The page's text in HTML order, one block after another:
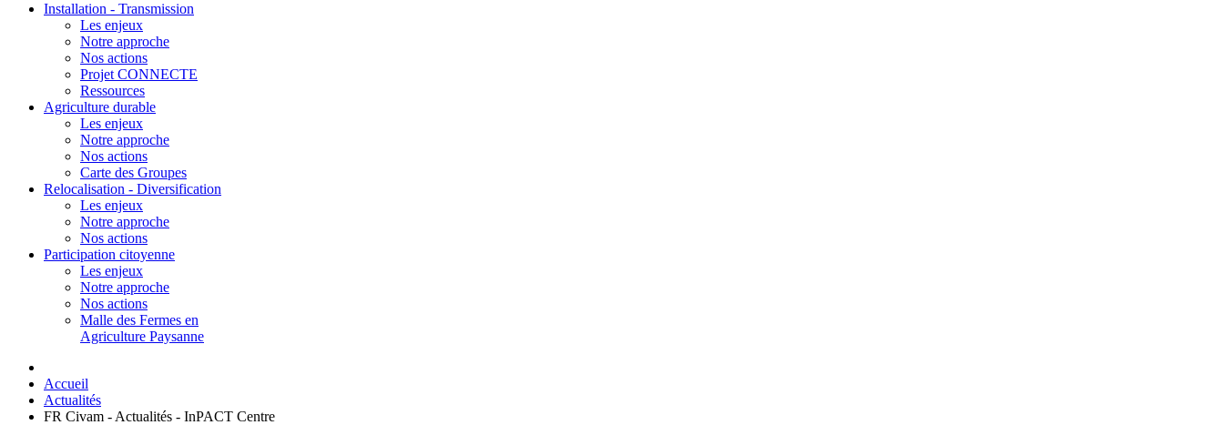
Installation - Transmission
Les enjeux
Notre approche
Nos actions
Projet CONNECTE
Ressources
Agriculture durable
Les enjeux
Notre approche
Nos actions
Carte des Groupes
Relocalisation - Diversification
Les enjeux
Notre approche
Nos actions
Participation citoyenne
Les enjeux
Notre approche
Nos actions
Malle des Fermes en
Agriculture Paysanne
Accueil
Actualités
FR Civam - Actualités - InPACT Centre